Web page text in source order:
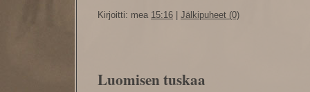
Kirjoitti: mea 15:16 Jälkipuheet (0)
Luomisen tuskaa